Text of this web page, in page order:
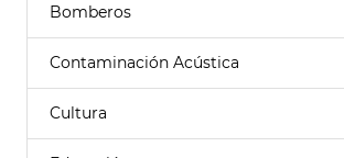
Bomberos
Contaminación Acústica
Cultura